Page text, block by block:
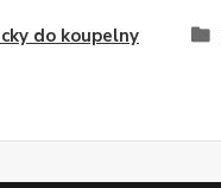
do koupelny